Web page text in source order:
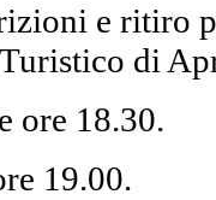
e ritiro
di
ore 18.30.
19.00.